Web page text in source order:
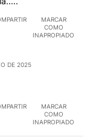
MARCAR
COMO
INAPROPIADO
DE 2025
MARCAR
COMO
INAPROPIADO